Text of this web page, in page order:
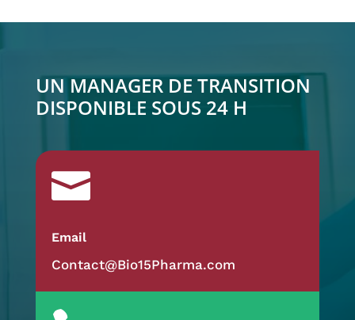
UN MANAGER DE TRANSITION
DISPONIBLE SOUS 24 H

Email
Contact@Bio15Pharma.com